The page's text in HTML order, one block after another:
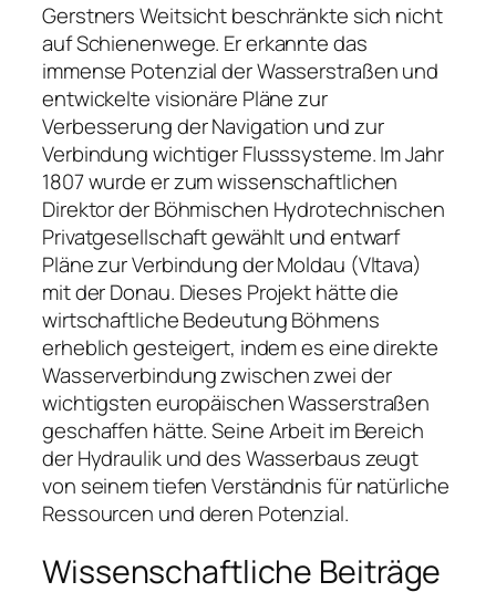
Gerstners Weitsicht beschränkte sich nicht
auf Schienenwege. Er erkannte das
immense Potenzial der Wasserstraßen und
entwickelte visionäre Pläne zur
Verbesserung der Navigation und zur
Verbindung wichtiger Flusssysteme. Im Jahr
1807 wurde er zum wissenschaftlichen
Direktor der Böhmischen Hydrotechnischen
Privatgesellschaft gewählt und entwarf
Pläne zur Verbindung der Moldau (Vltava)
mit der Donau. Dieses Projekt hätte die
wirtschaftliche Bedeutung Böhmens
erheblich gesteigert, indem es eine direkte
Wasserverbindung zwischen zwei der
wichtigsten europäischen Wasserstraßen
geschaffen hätte. Seine Arbeit im Bereich
der Hydraulik und des Wasserbaus zeugt
von seinem tiefen Verständnis für natürliche
Ressourcen und deren Potenzial.
Wissenschaftliche Beiträge